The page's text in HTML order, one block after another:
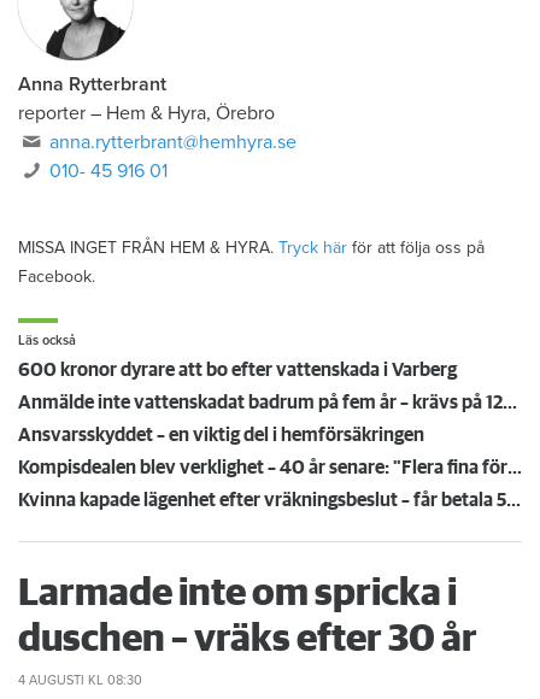
Anna Rytterbrant
reporter – Hem & Hyra, Örebro
anna.rytterbrant@hemhyra.se
010- 45 916 01
MISSA INGET FRÅN HEM & HYRA. Tryck här för att följa oss på
Facebook.
Läs också
600 kronor dyrare att bo efter vattenskada i Varberg
Anmälde inte vattenskadat badrum på fem år – krävs på 125 000 kronor
Ansvarsskyddet – en viktig del i hemförsäkringen
Kompisdealen blev verklighet – 40 år senare: "Flera fina fördelar med att dela bostad"
Kvinna kapade lägenhet efter vräkningsbeslut – får betala 50 000
Larmade inte om spricka i
duschen – vräks efter 30 år
4 AUGUSTI KL 08:30